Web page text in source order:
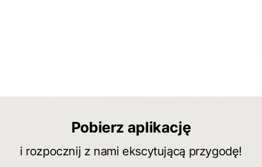
Pobierz aplikację
i rozpocznij z nami ekscytującą przygodę!